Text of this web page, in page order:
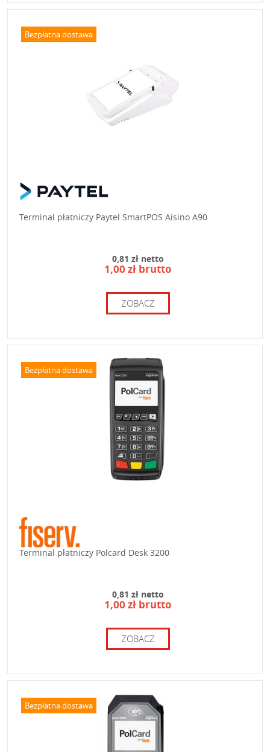
Bezpłatna dostawa
Terminal płatniczy Paytel SmartPOS Aisino A90
0,81 zł netto
1,00 zł brutto
ZOBACZ
Bezpłatna dostawa
Terminal płatniczy Polcard Desk 3200
0,81 zł netto
1,00 zł brutto
ZOBACZ
Bezpłatna dostawa